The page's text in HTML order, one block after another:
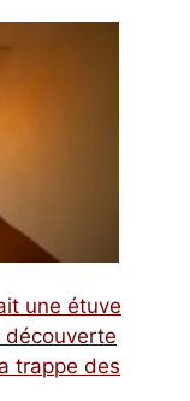
une étuve
découverte
trappe des